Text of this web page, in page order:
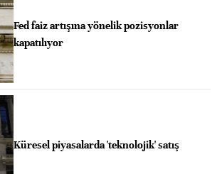
Fed faiz artışına yönelik pozisyonlar
kapatılıyor
Küresel piyasalarda 'teknolojik' satış